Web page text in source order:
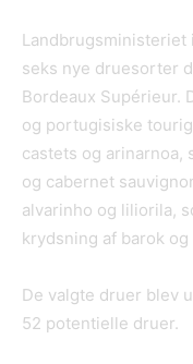
Landbrugsministeriet
seks nye druesorter
Bordeaux Supérieur.
og portugisiske
castets og arinarnoa,
og cabernet
alvarinho og liliorila,
krydsning af barok og
De valgte druer blev
52 potentielle druer.